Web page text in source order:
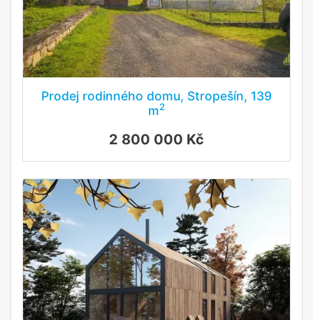
Prodej rodinného domu, Stropešín, 139
m2
2 800 000 Kč